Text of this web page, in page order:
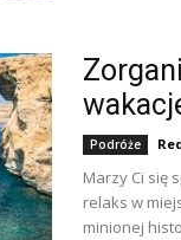
Podróże
Marzy Ci się
relaks w
minionej